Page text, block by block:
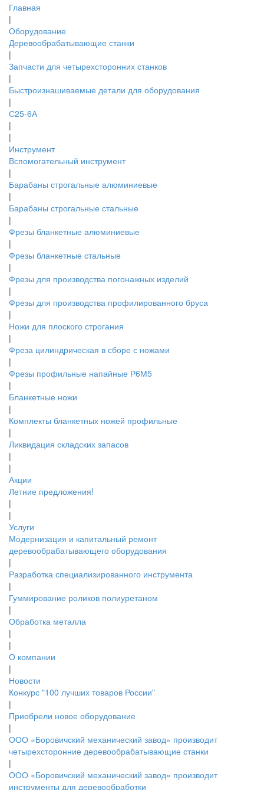
Главная
|
Оборудование
Деревообрабатывающие станки
|
Запчасти для четырехсторонних станков
|
Быстроизнашиваемые детали для оборудования
|
С25-6А
|
|
Инструмент
Вспомогательный инструмент
|
Барабаны строгальные алюминиевые
|
Барабаны строгальные стальные
|
Фрезы бланкетные алюминиевые
|
Фрезы бланкетные стальные
|
Фрезы для производства погонажных изделий
|
Фрезы для производства профилированного бруса
|
Ножи для плоского строгания
|
Фреза цилиндрическая в сборе с ножами
|
Фрезы профильные напайные Р6М5
|
Бланкетные ножи
|
Комплекты бланкетных ножей профильные
|
Ликвидация складских запасов
|
|
Акции
Летние предложения!
|
|
Услуги
Модернизация и капитальный ремонт
деревообрабатывающего оборудования
|
Разработка специализированного инструмента
|
Гуммирование роликов полиуретаном
|
Обработка металла
|
|
О компании
|
Новости
Конкурс "100 лучших товаров России"
|
Приобрели новое оборудование
|
ООО «Боровичский механический завод» производит
четырехсторонние деревообрабатывающие станки
|
ООО «Боровичский механический завод» производит
инструменты для деревообработки